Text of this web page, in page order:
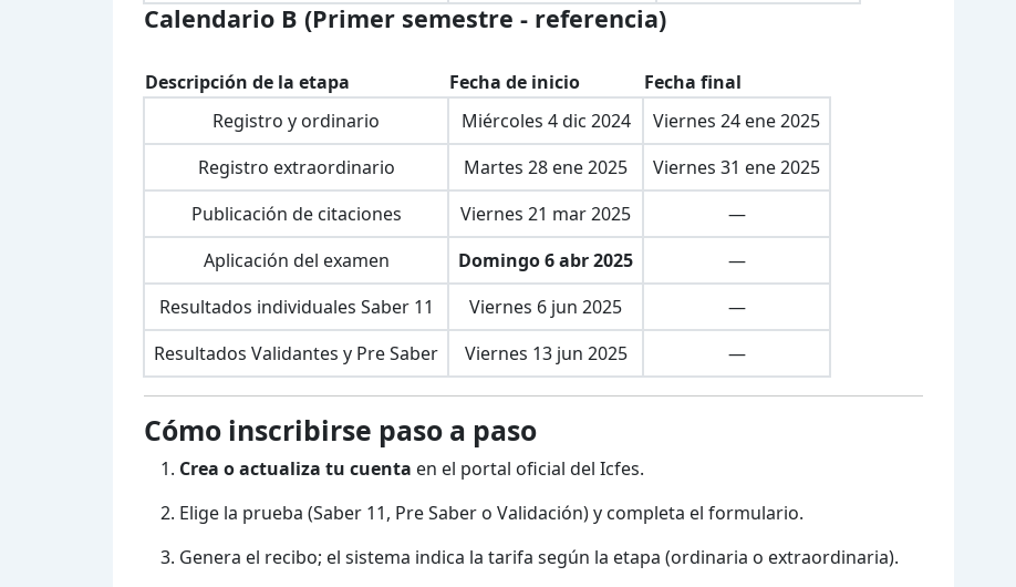
Calendario B (Primer semestre - referencia)
Descripción de la etapa Fecha de inicio
Fecha final
Registro y ordinario
Miércoles 4 dic 2024
Viernes 24 ene 2025
Registro extraordinario
Martes 28 ene 2025
Viernes 31 ene 2025
Publicación de citaciones
Viernes 21 mar 2025
—
Aplicación del examen
Domingo 6 abr 2025
—
Resultados individuales Saber 11
Viernes 6 jun 2025
—
Resultados Validantes y Pre Saber
Viernes 13 jun 2025 —
Cómo inscribirse paso a paso
Crea o actualiza tu cuenta en el portal oficial del Icfes.
Elige la prueba (Saber 11, Pre Saber o Validación) y completa el formulario.
Genera el recibo; el sistema indica la tarifa según la etapa (ordinaria o extraordinaria).